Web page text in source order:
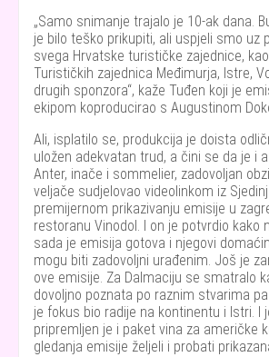
Samo snimanje trajalo je 10-ak dana.
je bilo teško prikupiti, ali uspjeli smo uz
svega Hrvatske turističke zajednice,
Turističkih zajednica Međimurja, Istre,
drugih sponzora , kaže Tuđen koji je
ekipom koproducirao s Augustinom
Ali, isplatilo se, produkcija je doista
uložen adekvatan trud, a čini se da je i
Anter, inače i sommelier, zadovoljan
veljače sudjelovao videolinkom iz
premijernom prikazivanju emisije u
restoranu Vinodol. I on je potvrdio kako
sada je emisija gotova i njegovi
mogu biti zadovoljni urađenim. Još je
ove emisije. Za Dalmaciju se smatralo
dovoljno poznata po raznim stvarima
je fokus bio radije na kontinentu i Istri. I
pripremljen je i paket vina za američke
gledanja emisije željeli i probati